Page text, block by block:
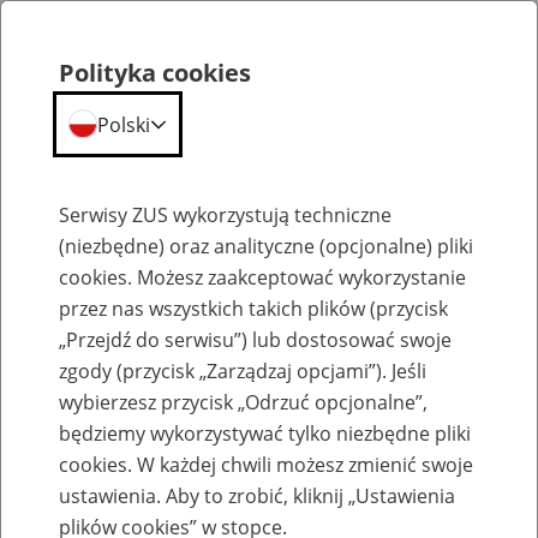
Emerytury
Baza zlikwidowanych lub
przekształconych zakładów pracy
Polityka cookies
Polski
Serwisy ZUS wykorzystują techniczne
(niezbędne) oraz analityczne (opcjonalne) pliki
cookies. Możesz zaakceptować wykorzystanie
przez nas wszystkich takich plików (przycisk
„Przejdź do serwisu”) lub dostosować swoje
zgody (przycisk „Zarządzaj opcjami”). Jeśli
wybierzesz przycisk „Odrzuć opcjonalne”,
będziemy wykorzystywać tylko niezbędne pliki
cookies. W każdej chwili możesz zmienić swoje
ustawienia. Aby to zrobić, kliknij „Ustawienia
plików cookies” w stopce.